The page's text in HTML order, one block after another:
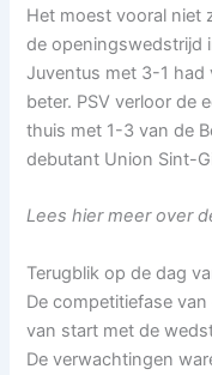
Het moest vooral niet
de openingswedstrijd
Juventus met 3-1 had
beter. PSV verloor de
thuis met 1-3 van de
debutant Union Sint-
Lees hier meer over
Terugblik op de dag
De competitiefase
van start met de
De verwachtingen